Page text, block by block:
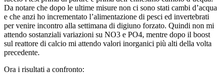
Da notare che dopo le ultime misure non ci sono stati cambi d’acqua
e che anzi ho incrementato l’alimentazione di pesci ed invertebrati
per venire incontro alla settimana di digiuno forzato. Quindi non mi
attendo sostanziali variazioni su NO3 e PO4, mentre dopo il boost
sul reattore di calcio mi attendo valori inorganici più alti della volta
precedente.
Ora i risultati a confronto: